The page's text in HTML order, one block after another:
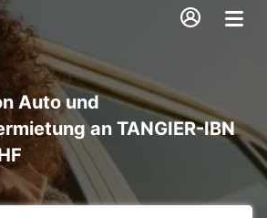
Auto und
an TANGIER-IBN